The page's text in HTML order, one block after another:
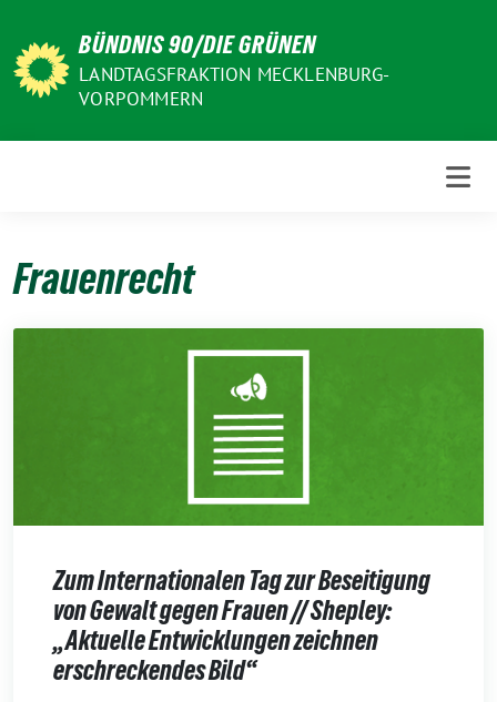
zum
Inhalt
BÜNDNIS 90/DIE GRÜNEN
LANDTAGSFRAKTION MECKLENBURG-
VORPOMMERN
Frauenrecht
Zum Internationalen Tag zur Beseitigung
von Gewalt gegen Frauen // Shepley:
„Aktuelle Entwicklungen zeichnen
erschreckendes Bild“